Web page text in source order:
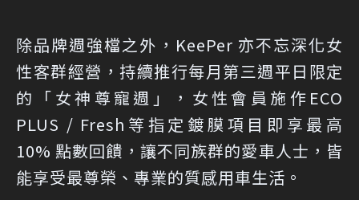
除品牌週強檔之外，KeePer 亦不忘深化女
性客群經營，持續推行每月第三週平日限定
的「女神尊寵週」，女性會員施作ECO
PLUS / Fresh等指定鍍膜項目即享最高
10% 點數回饋，讓不同族群的愛車人士，皆
能享受最尊榮、專業的質感用車生活。